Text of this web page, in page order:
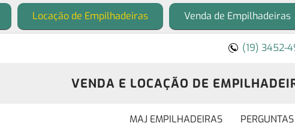
Locação de Empilhadeiras Venda de Empilhadeiras
(19) 3452-
VENDA E LOCAÇÃO DE
MAJ EMPILHADEIRAS